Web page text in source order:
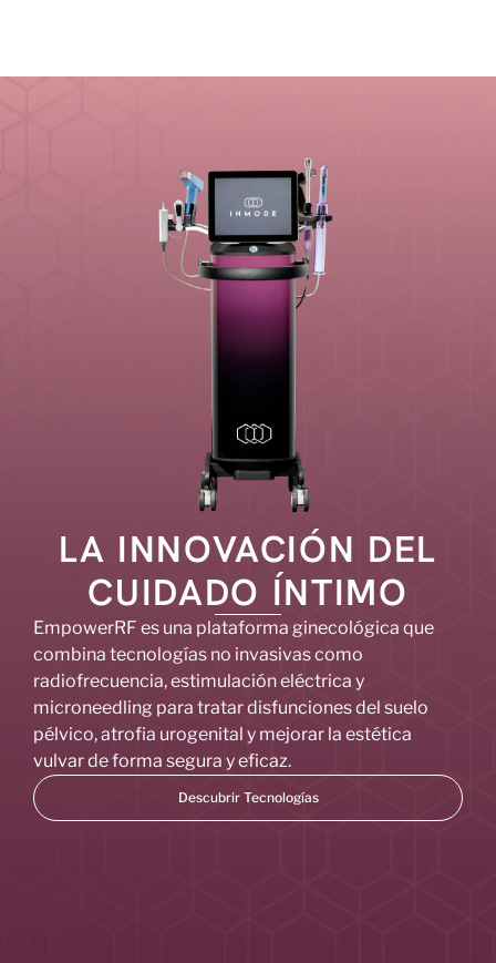
LA INNOVACIÓN DEL
CUIDADO ÍNTIMO
EmpowerRF es una plataforma ginecológica que
combina tecnologías no invasivas como
radiofrecuencia, estimulación eléctrica y
microneedling para tratar disfunciones del suelo
pélvico, atrofia urogenital y mejorar la estética
vulvar de forma segura y eficaz.
Descubrir Tecnologías